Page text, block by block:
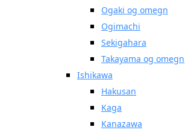
Ogaki og omegn
Ogimachi
Sekigahara
Takayama og omegn
Ishikawa
Hakusan
Kaga
Kanazawa